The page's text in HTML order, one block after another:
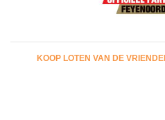
KOOP LOTEN VAN DE